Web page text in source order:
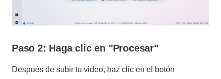
Paso 2: Haga clic en "Procesar"
Después de subir tu video, haz clic en el botón